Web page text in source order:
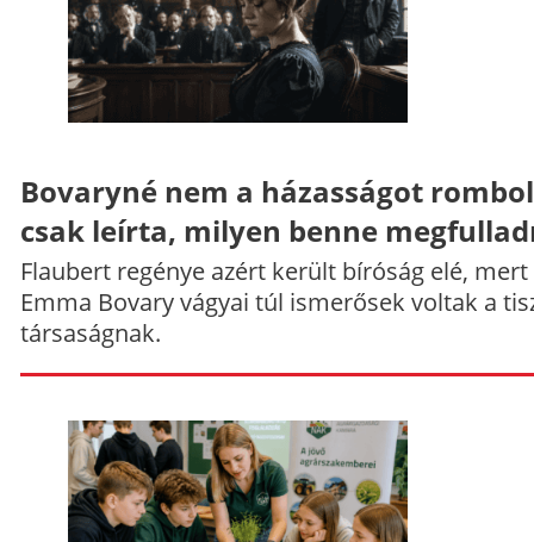
Bovaryné nem a házasságot
csak leírta, milyen benne
Flaubert regénye azért került bíróság elé, mert
Emma Bovary vágyai túl ismerősek voltak a
társaságnak.